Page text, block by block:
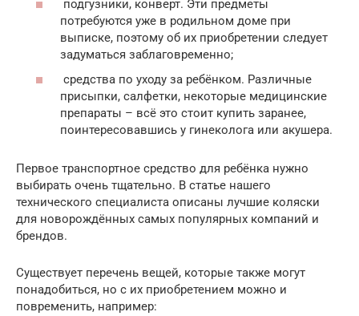
подгузники, конверт. Эти предметы
потребуются уже в родильном доме при
выписке, поэтому об их приобретении следует
задуматься заблаговременно;
средства по уходу за ребёнком. Различные
присыпки, салфетки, некоторые медицинские
препараты – всё это стоит купить заранее,
поинтересовавшись у гинеколога или акушера.
Первое транспортное средство для ребёнка нужно
выбирать очень тщательно. В статье нашего
технического специалиста описаны лучшие коляски
для новорождённых самых популярных компаний и
брендов.
Существует перечень вещей, которые также могут
понадобиться, но с их приобретением можно и
повременить, например: